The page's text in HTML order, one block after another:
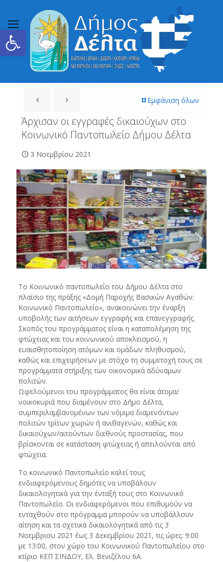
Ανοίξτε τη γραμμή εργαλείων
Εμφάνιση όλων
Άρχισαν οι εγγραφές δικαιούχων στο
Κοινωνικό Παντοπωλείο Δήμου Δέλτα
3 Νοεμβρίου 2021
Το Κοινωνικό παντοπωλείο του Δήμου Δέλτα στο
πλαίσιο της πράξης «Δομή Παροχής Βασικών Αγαθών:
Κοινωνικό Παντοπωλείο», ανακοινώνει την έναρξη
υποβολής των αιτήσεων εγγραφής και επανεγγραφής.
Σκοπός του προγράμματος είναι η καταπολέμηση της
φτώχειας και του κοινωνικού αποκλεισμού, η
ευαισθητοποίηση ατόμων και ομάδων πληθυσμού,
καθώς και επιχειρήσεων με στόχο τη συμμετοχή τους σε
προγράμματα στήριξης των οικονομικά αδύναμων
πολιτών.
Ωφελούμενοι του προγράμματος θα είναι άτομα/
νοικοκυριά που διαμένουν στο Δήμο Δέλτα,
συμπεριλαμβανομένων των νόμιμα διαμενόντων
πολιτών τρίτων χωρών ή ανιθαγενών, καθώς και
δικαιούχων/αιτούντων διεθνούς προστασίας, που
βρίσκονται σε κατάσταση φτώχειας ή απειλούνται από
φτώχεια.
Το κοινωνικό Παντοπωλείο καλεί τους
ενδιαφερόμενους δημότες να υποβάλουν
δικαιολογητικά για την ένταξή τους στο Κοινωνικό
Παντοπωλείο. Οι ενδιαφερόμενοι που επιθυμούν να
ενταχθούν στο πρόγραμμα μπορούν να υποβάλλουν
αίτηση και τα σχετικά δικαιολογητικά από τις 3
Νοεμβριου 2021 έως 3 Δεκεμβρίου 2021, τις ώρες: 9:00
με 13:00, στον χώρο του Κοινωνικού Παντοπωλείου στο
κτίριο ΚΕΠ ΣΙΝΔΟΥ, Ελ. Βενιζέλου 6Α.